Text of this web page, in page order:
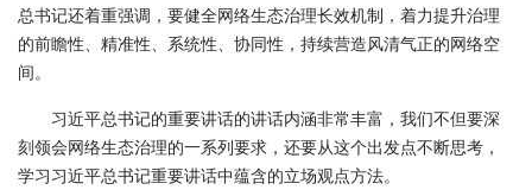
总书记还着重强调，要健全网络生态治理长效机制，着力提升治理
的前瞻性、精准性、系统性、协同性，持续营造风清气正的网络空
间。
习近平总书记的重要讲话的讲话内涵非常丰富，我们不但要深
刻领会网络生态治理的一系列要求，还要从这个出发点不断思考，
学习习近平总书记重要讲话中蕴含的立场观点方法。